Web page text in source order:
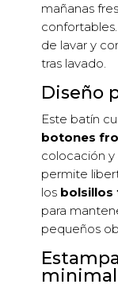
mañanas
de lavar y
tras lavado.
Diseño
Este batín
botones
colocación
permite
los bolsillos
para
pequeños